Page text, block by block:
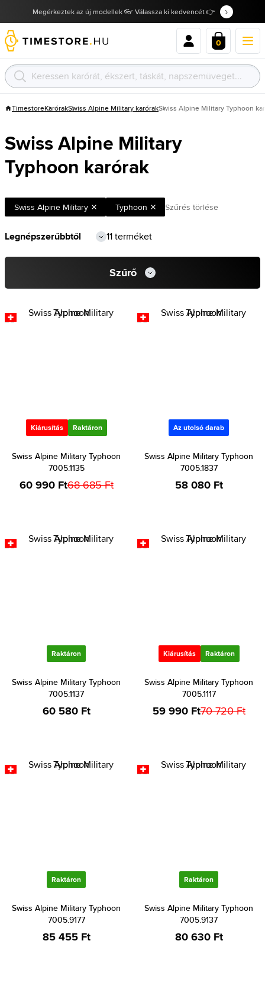
Megérkeztek az új modellek 👓 Válassza ki kedvencét 👉
0
TimestoreKarórakSwiss Alpine Military karórakSwiss Alpine Military Typhoon
Swiss Alpine Military
Typhoon karórak
Swiss Alpine Military Typhoon Szűrés törlése
11 terméket
Szűrő
Kiárusítás Raktáron
Swiss Alpine Military Typhoon
7005.1135
60 990 Ft68 685 Ft
Az utolsó darab
Swiss Alpine Military Typhoon
7005.1837
58 080 Ft
Raktáron
Swiss Alpine Military Typhoon
7005.1137
60 580 Ft
Kiárusítás Raktáron
Swiss Alpine Military Typhoon
7005.1117
59 990 Ft70 720 Ft
Raktáron
Swiss Alpine Military Typhoon
7005.9177
85 455 Ft
Raktáron
Swiss Alpine Military Typhoon
7005.9137
80 630 Ft